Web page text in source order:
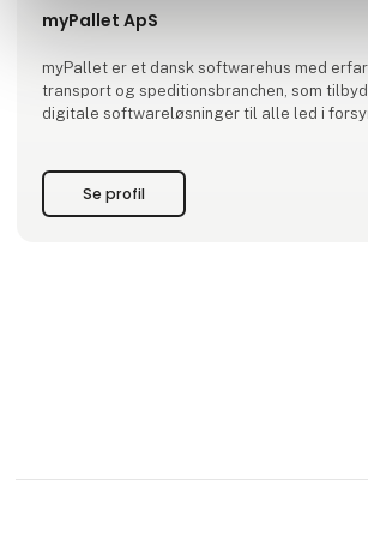
myPallet ApS
myPallet er et dansk softwarehus med
transport og speditionsbranchen, som
digitale softwareløsninger til alle led i
Se profil